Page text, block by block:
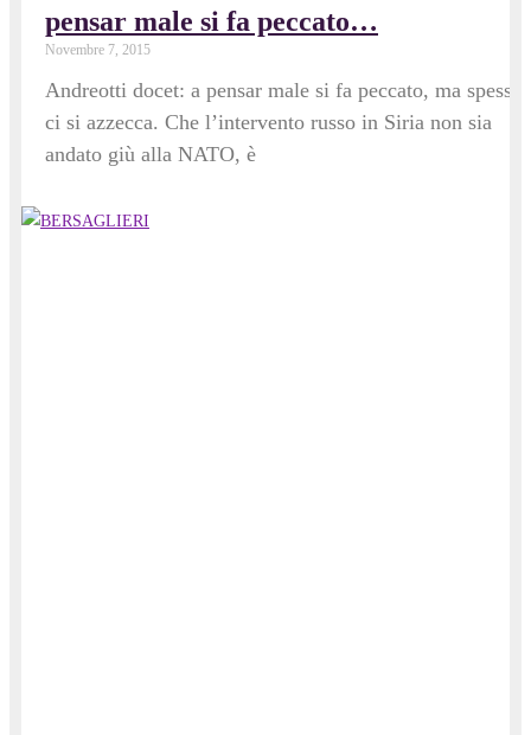
pensar male si fa peccato…
Novembre 7, 2015
Andreotti docet: a pensar male si fa peccato, ma spesso
ci si azzecca. Che l’intervento russo in Siria non sia
andato giù alla NATO, è